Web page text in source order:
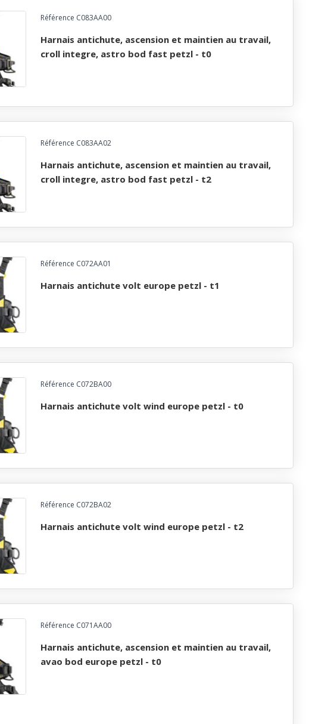
Référence C083AA00
harnais antichute, ascension et maintien au travail,
croll integre, astro bod fast petzl - t0
Référence C083AA02
harnais antichute, ascension et maintien au travail,
croll integre, astro bod fast petzl - t2
Référence C072AA01
harnais antichute volt europe petzl - t1
Référence C072BA00
harnais antichute volt wind europe petzl - t0
Référence C072BA02
harnais antichute volt wind europe petzl - t2
Référence C071AA00
harnais antichute, ascension et maintien au travail,
avao bod europe petzl - t0